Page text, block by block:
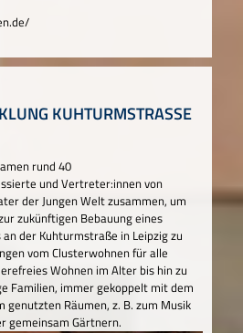
KUHTURMSTRASSE
rund 40
und Vertreter:innen von
der Jungen Welt zusammen, um
zukünftigen Bebauung eines
der Kuhturmstraße in Leipzig zu
vom Clusterwohnen für alle
Wohnen im Alter bis hin zu
Familien, immer gekoppelt mit dem
genutzten Räumen, z. B. zum Musik
gemeinsam Gärtnern.